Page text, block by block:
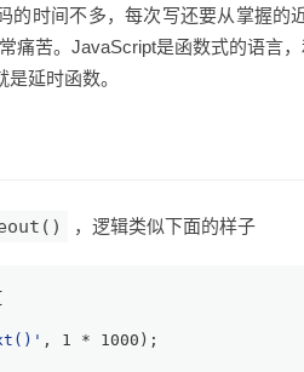
的时间不多，每次写还要从掌握的
痛苦。JavaScript是函数式的语言
延时函数。
，逻辑类似下面的样子
, 1 * 1000 );